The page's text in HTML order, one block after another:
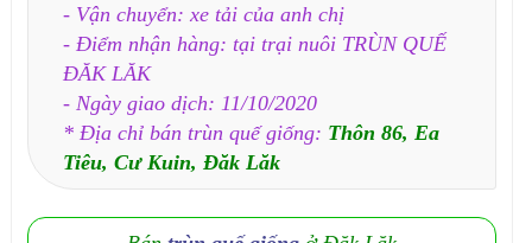
- Vận chuyển: xe tải của anh chị
- Điểm nhận hàng: tại trại nuôi TRÙN QUẾ
ĐĂK LĂK
- Ngày giao dịch: 11/10/2020
* Địa chỉ bán trùn quế giống: Thôn 86, Ea
Tiêu, Cư Kuin, Đăk Lăk